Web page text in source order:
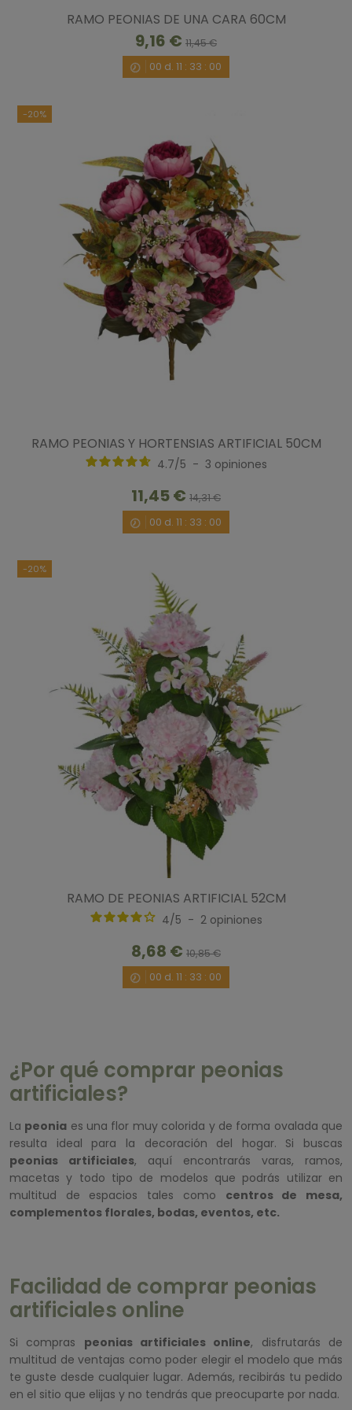
RAMO PEONIAS DE UNA CARA 60CM
9,16 € 11,45 €
00 d. 11 : 32 : 59
-20%
RAMO PEONIAS Y HORTENSIAS ARTIFICIAL 50CM
4.7/5 - 3 opiniones
11,45 € 14,31 €
00 d. 11 : 32 : 59
-20%
RAMO DE PEONIAS ARTIFICIAL 52CM
4/5 - 2 opiniones
8,68 € 10,85 €
00 d. 11 : 32 : 59
¿Por qué comprar peonias
artificiales?
La peonia es una flor muy colorida y de forma ovalada que
resulta ideal para la decoración del hogar. Si buscas
peonias artificiales, aquí encontrarás varas, ramos,
macetas y todo tipo de modelos que podrás utilizar en
multitud de espacios tales como centros de mesa,
complementos florales, bodas, eventos, etc.
Facilidad de comprar peonias
artificiales online
Si compras peonias artificiales online, disfrutarás de
multitud de ventajas como poder elegir el modelo que más
te guste desde cualquier lugar. Además, recibirás tu pedido
en el sitio que elijas y no tendrás que preocuparte por nada.